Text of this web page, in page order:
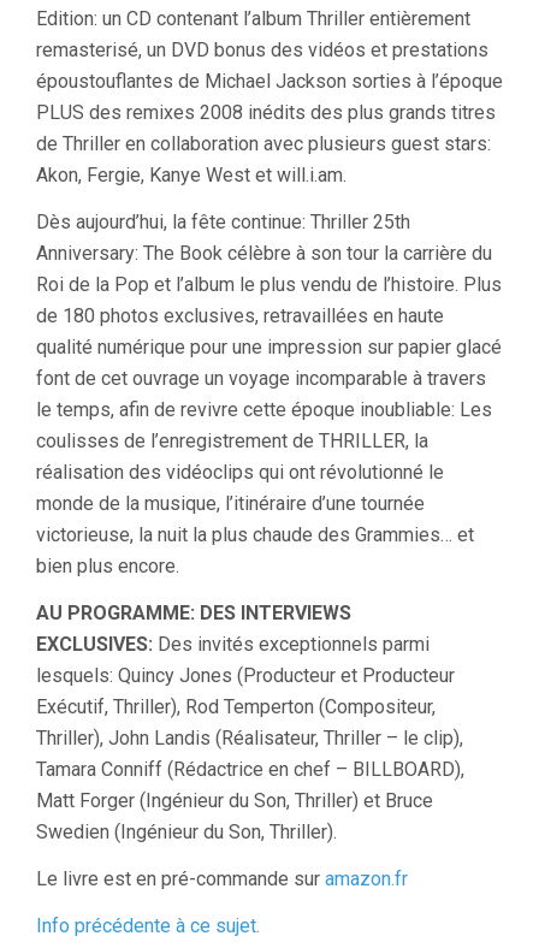
Edition: un CD contenant l’album Thriller entièrement
remasterisé, un DVD bonus des vidéos et prestations
époustouflantes de Michael Jackson sorties à l’époque
PLUS des remixes 2008 inédits des plus grands titres
de Thriller en collaboration avec plusieurs guest stars:
Akon, Fergie, Kanye West et will.i.am.
Dès aujourd’hui, la fête continue: Thriller 25th
Anniversary: The Book célèbre à son tour la carrière du
Roi de la Pop et l’album le plus vendu de l’histoire. Plus
de 180 photos exclusives, retravaillées en haute
qualité numérique pour une impression sur papier glacé
font de cet ouvrage un voyage incomparable à travers
le temps, afin de revivre cette époque inoubliable: Les
coulisses de l’enregistrement de THRILLER, la
réalisation des vidéoclips qui ont révolutionné le
monde de la musique, l’itinéraire d’une tournée
victorieuse, la nuit la plus chaude des Grammies… et
bien plus encore.
AU PROGRAMME: DES INTERVIEWS
EXCLUSIVES: Des invités exceptionnels parmi
lesquels: Quincy Jones (Producteur et Producteur
Exécutif, Thriller), Rod Temperton (Compositeur,
Thriller), John Landis (Réalisateur, Thriller – le clip),
Tamara Conniff (Rédactrice en chef – BILLBOARD),
Matt Forger (Ingénieur du Son, Thriller) et Bruce
Swedien (Ingénieur du Son, Thriller).
Le livre est en pré-commande sur amazon.fr
Info précédente à ce sujet.